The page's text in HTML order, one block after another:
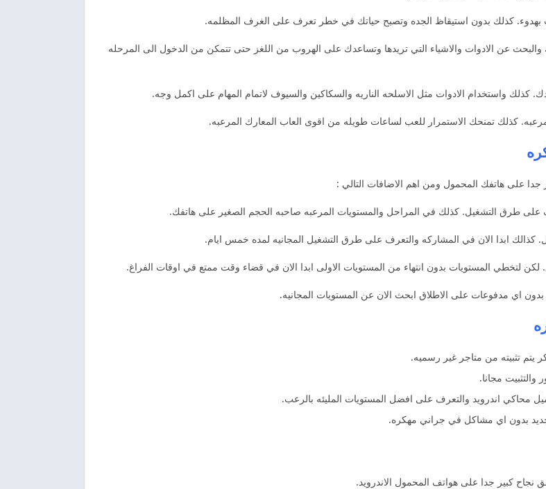
والبحث عن الادوات والاشياء التي تريدها وتساعدك على الهروب من اللغز حتى تتمكن من الدخول الى المرحله
على هاتفك المحمول ومن اهم الاضافات التالي :
على طرق التشغيل. كذلك في المراحل والمستويات المرعبه صاحبه الحجم الصغير على هاتفك.
لكن لتخطي المستويات بدون انتهاء من المستويات الاولى ابدا الان في قضاء وقت ممتع في اوقات الفراغ.
اي مدفوعات على الاطلاق ابحث الان عن المستويات المجانيه.
يتم تثبيته من متاجر غير رسميه.
محاكي اندرويد والتعرف على افضل المستويات المليئه بالرعب.
بدون اي مشاكل في جراني مهكره.
نجاح كبير جدا على هواتف المحمول الاندرويد.